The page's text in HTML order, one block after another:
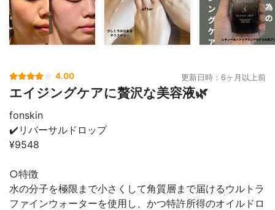
4.00 更新日時：6ヶ月以上前
エイジングケアに贅沢な美容液🌿
fonskin
✔️リバーサルドロップ
¥9548
○特徴
水の分子を極限まで小さくして角質層まで届けるウルトラ
ファインウォーターを使用し、かつ特許所得のオイルドロ